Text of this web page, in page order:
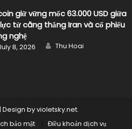
giữ vững mốc 63.000 USD giữa
từ căng thẳng Iran và cổ phiếu
nghệ
Posted8, 2026 Author
Thu Hoai
| Design byvioletsky.net.
bảo mật
Điều khoản dịch vụ